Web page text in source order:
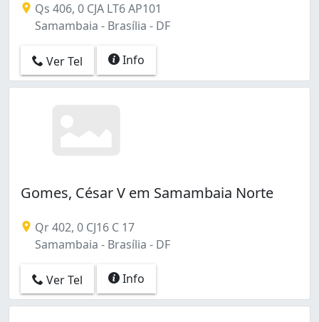
Qs 406, 0 CJA LT6 AP101
Samambaia - Brasília - DF
Ver Tel Info
Gomes, César V em Samambaia Norte
Qr 402, 0 CJ16 C 17
Samambaia - Brasília - DF
Ver Tel Info